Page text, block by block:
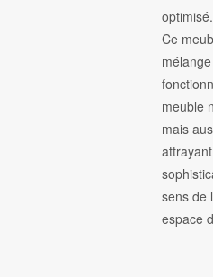
optimisé.
Ce
meuble
mais
sens de
espace